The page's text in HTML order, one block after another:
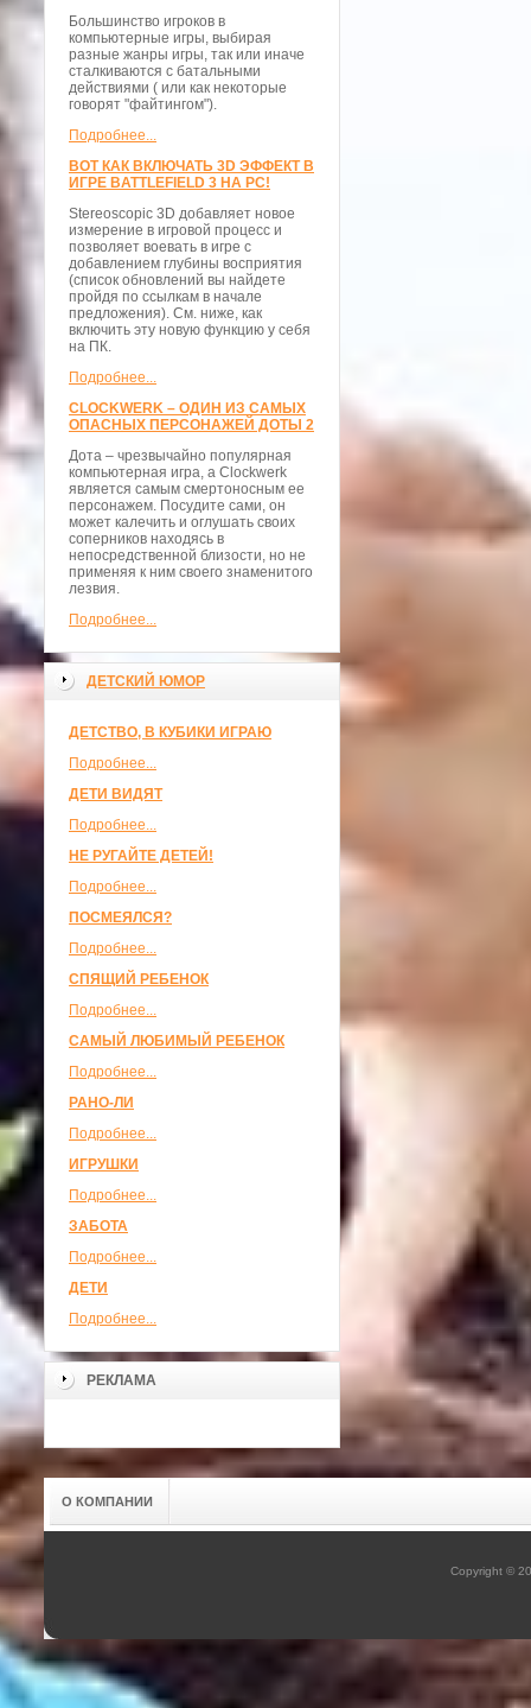
Большинство игроков в
компьютерные игры, выбирая
разные жанры игры, так или иначе
сталкиваются с батальными
действиями ( или как некоторые
говорят "файтингом").
Подробнее...
ВОТ КАК ВКЛЮЧАТЬ 3D ЭФФЕКТ В
ИГРЕ BATTLEFIELD 3 НА PC!
Stereoscopic 3D добавляет новое
измерение в игровой процесс и
позволяет воевать в игре с
добавлением глубины восприятия
(список обновлений вы найдете
пройдя по ссылкам в начале
предложения). См. ниже, как
включить эту новую функцию у себя
на ПК.
Подробнее...
CLOCKWERK – ОДИН ИЗ САМЫХ
ОПАСНЫХ ПЕРСОНАЖЕЙ ДОТЫ 2
Дота – чрезвычайно популярная
компьютерная игра, а Clockwerk
является самым смертоносным ее
персонажем. Посудите сами, он
может калечить и оглушать своих
соперников находясь в
непосредственной близости, но не
применяя к ним своего знаменитого
лезвия.
Подробнее...
ДЕТСКИЙ ЮМОР
ДЕТСТВО, В КУБИКИ ИГРАЮ
Подробнее...
ДЕТИ ВИДЯТ
Подробнее...
НЕ РУГАЙТЕ ДЕТЕЙ!
Подробнее...
ПОСМЕЯЛСЯ?
Подробнее...
СПЯЩИЙ РЕБЕНОК
Подробнее...
САМЫЙ ЛЮБИМЫЙ РЕБЕНОК
Подробнее...
РАНО-ЛИ
Подробнее...
ИГРУШКИ
Подробнее...
ЗАБОТА
Подробнее...
ДЕТИ
Подробнее...
РЕКЛАМА
О КОМПАНИИ
Copyright ©